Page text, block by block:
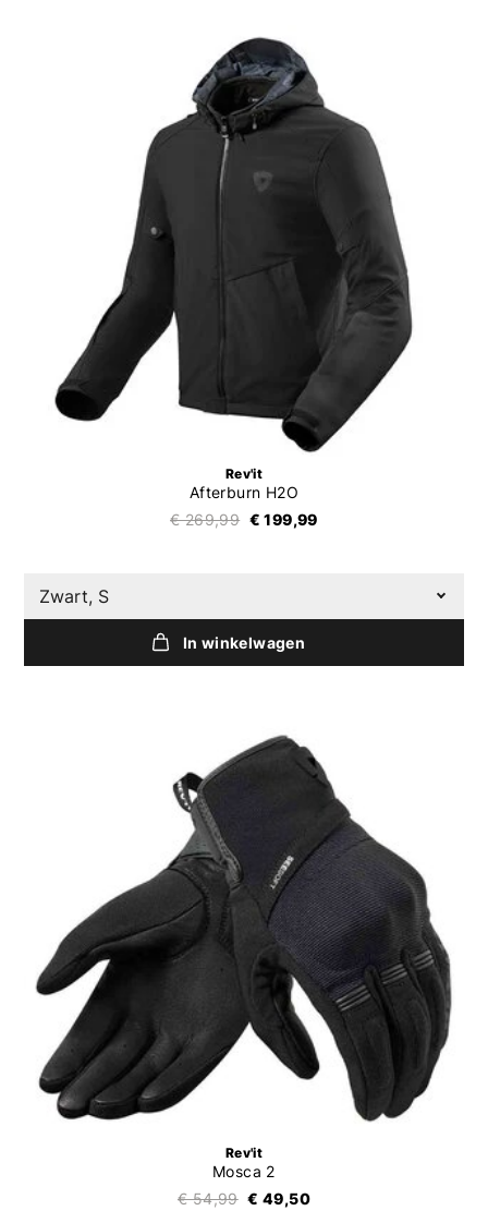
Rev'it
Afterburn H2O
€ 269,99 € 199,99
Zwart, S
In winkelwagen
Rev'it
Mosca 2
€ 54,99 € 49,50